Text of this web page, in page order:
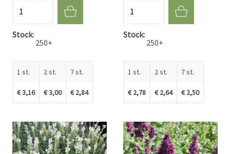
Stock
250+
1 st.
€ 3,16
2 st.
€ 3,00
7 st.
€ 2,84
Stock
250+
1 st.
€ 2,78
2 st.
€ 2,64
7 st.
€ 2,50